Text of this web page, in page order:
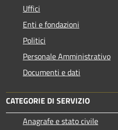
Uffici
Enti e fondazioni
Politici
Personale Amministrativo
Documenti e dati
CATEGORIE DI SERVIZIO
Anagrafe e stato civile